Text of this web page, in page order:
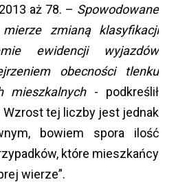
aż 78. – Spowodowane
zmianą klasyfikacji
ewidencji wyjazdów
obecności tlenku
mieszkalnych- podkreślił
Wzrost tej liczby jest jednak
bowiem spora ilość
które mieszkańcy
wierze”.